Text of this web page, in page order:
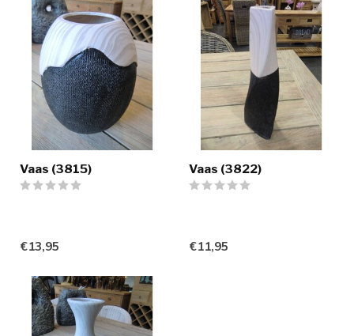
Vaas (3815)
€13,95
Vaas (3822)
€11,95